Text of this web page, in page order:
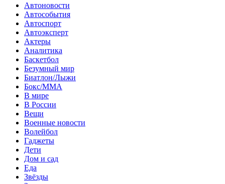
Автоновости
Автособытия
Автоспорт
Автоэксперт
Актеры
Аналитика
Баскетбол
Безумный мир
Биатлон/Лыжи
Бокс/MMA
В мире
В России
Вещи
Военные новости
Волейбол
Гаджеты
Дети
Дом и сад
Еда
Звёзды